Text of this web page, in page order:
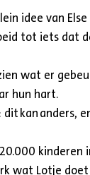
idee van Else
tot iets dat
wat er
hun hart.
kan anders,
kinderen
wat Lotje